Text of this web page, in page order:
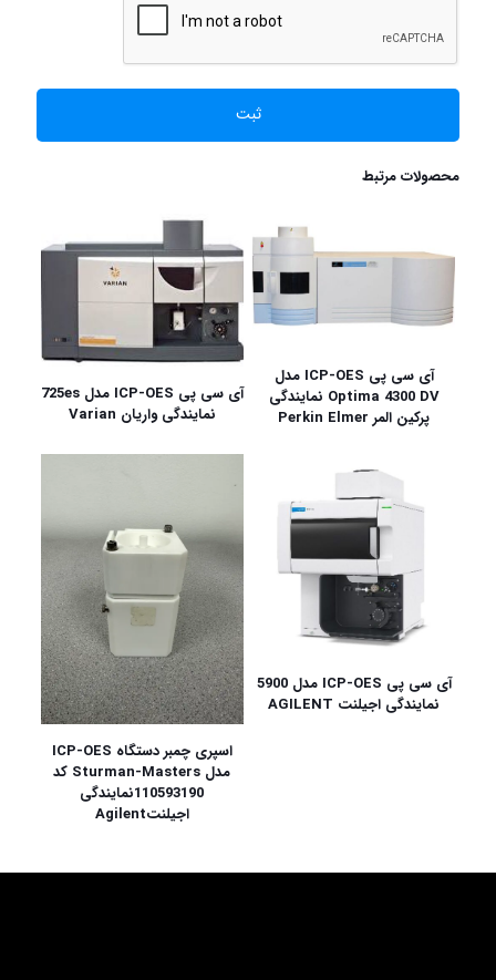
محصولات مرتبط
آی سی پی ICP-OES مدل
Optima 4300 DV نمایندگی
پرکین المر Perkin Elmer
آی سی پی ICP-OES مدل 725es
نمایندگی واریان Varian
آی سی پی ICP-OES مدل 5900
نمایندگی اجیلنت AGILENT
اسپری چمبر دستگاه ICP-OES
مدل Sturman-Masters کد
110593190نمایندگی
اجیلنتAgilent